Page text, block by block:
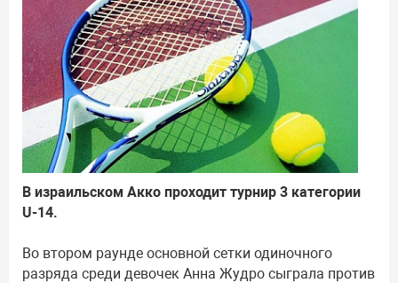
В израильском Акко проходит турнир 3 категории
U-14.
Во втором раунде основной сетки одиночного
разряда среди девочек Анна Жудро сыграла против